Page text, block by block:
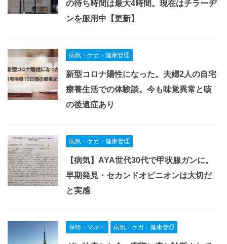
の待ち時間は最大4時間。現在はチラーヂ
ンを服用中【更新】
病気・ケガ・健康管理
新型コロナ陽性になった。夫婦2人の自宅
療養生活での体験談。今も味覚異常と咳
の後遺症あり
病気・ケガ・健康管理
【病気】AYA世代30代で甲状腺ガンに。
早期発見・セカンドオピニオンは大切だ
と実感
保険・マネー 病気・ケガ・健康管理